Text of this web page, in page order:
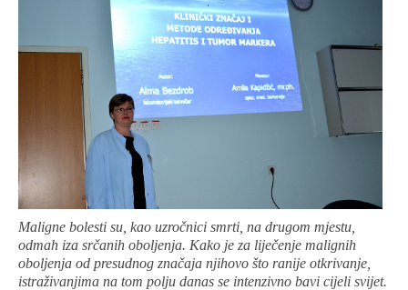
Maligne bolesti su, kao uzročnici smrti, na drugom mjestu,
odmah iza srčanih oboljenja. Kako je za liječenje malignih
oboljenja od presudnog značaja njihovo što ranije otkrivanje,
istraživanjima na tom polju danas se intenzivno bavi cijeli svijet.